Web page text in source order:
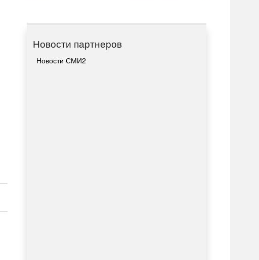
Новости партнеров
Новости СМИ2